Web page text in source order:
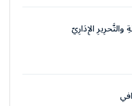
الإِدَارِيّ